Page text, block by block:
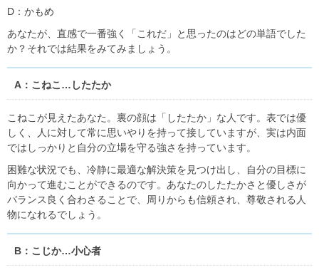
D：かもめ
あなたが、直感で一番強く「これだ」と思ったのはどの単語でした
か？それでは結果をみてみましょう。
A：こねこ…したたか
こねこが見えたあなた。裏の顔は「したたか」な人です。表では優
しく、人に対して常に思いやりを持って接していますが、実は内面
ではしっかりと自分の立場を守る強さを持っています。
困難な状況でも、冷静に最適な解決策を見つけ出し、自分の目標に
向かって進むことができるのです。あなたのしたたかさと優しさが
バランス良く合わさることで、周りからも信頼され、尊敬される人
物になれるでしょう。
B：こじか…小心者